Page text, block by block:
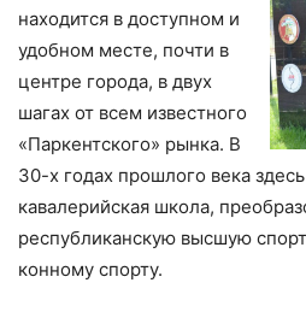
находится в доступном и
удобном месте, почти в
центре города, в двух
шагах от всем известного
«Паркентского» рынка. В
30-х годах прошлого века
кавалерийская школа,
республиканскую высшую
конному спорту.